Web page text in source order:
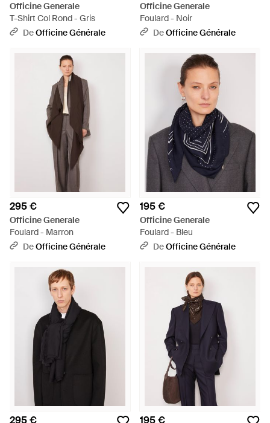
Officine Generale
T-Shirt Col Rond - Gris
DeOfficine Générale
Officine Generale
Foulard - Noir
DeOfficine Générale
295 €
Officine Generale
Foulard - Marron
DeOfficine Générale
195 €
Officine Generale
Foulard - Bleu
DeOfficine Générale
295 € 195 €